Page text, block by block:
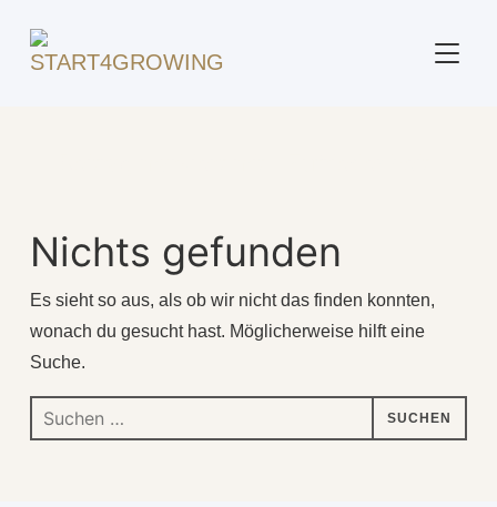
Nichts gefunden
Es sieht so aus, als ob wir nicht das finden konnten,
wonach du gesucht hast. Möglicherweise hilft eine
Suche.
Suchen
nach: